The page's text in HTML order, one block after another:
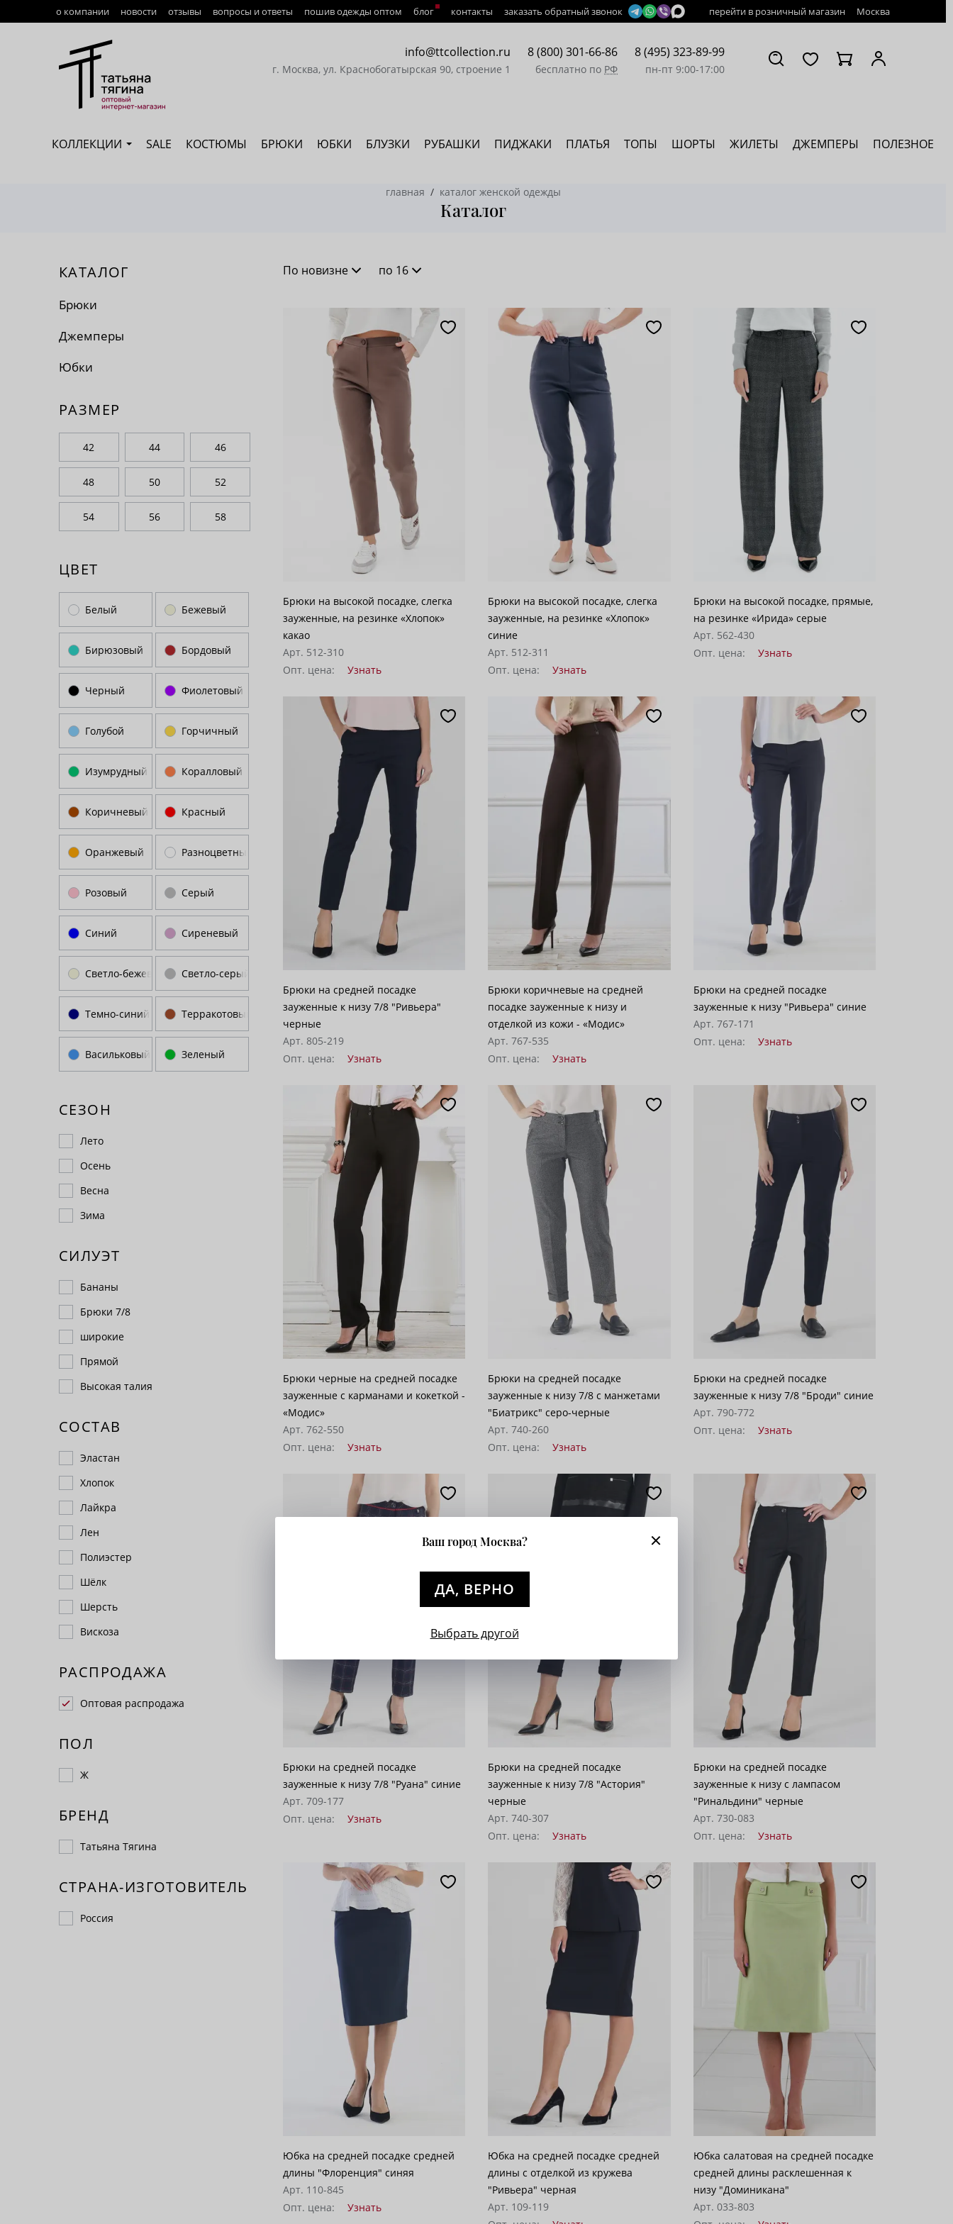
о компании
Доставка
Возврат
новости отзывы вопросы и ответы пошив одежды оптом блог контакты заказать обратный звонок перейти в розничный магазин Москва
info@ttcollection.ru
г. Москва, ул. Краснобогатырская 90, строение 1
8 (800) 301-66-86
бесплатно по РФ
8 (495) 323-89-99
пн-пт 9:00-17:00
КОЛЛЕКЦИИ SALE КОСТЮМЫ БРЮКИ ЮБКИ БЛУЗКИ РУБАШКИ ПИДЖАКИ ПЛАТЬЯ ТОПЫ ШОРТЫ ЖИЛЕТЫ ДЖЕМПЕРЫ ПОЛЕЗНОЕ
главная каталог женской одежды
Каталог
КАТАЛОГ
Брюки
Джемперы
Юбки
РАЗМЕР
42 44 46
48 50 52
54 56 58
ЦВЕТ
Белый Бежевый
Бирюзовый Бордовый
Черный Фиолетовый
Голубой Горчичный
Изумрудный Коралловый
Коричневый Красный
Оранжевый Разноцветный
Розовый Серый
Синий Сиреневый
Светло-бежевый Светло-серый
Темно-синий Терракотовый
Васильковый Зеленый
СЕЗОН
Лето
Осень
Весна
Зима
СИЛУЭТ
Бананы
Брюки 7/8
широкие
Прямой
Высокая талия
СОСТАВ
Эластан
Хлопок
Лайкра
Лен
Полиэстер
Шёлк
Шерсть
Вискоза
РАСПРОДАЖА
Оптовая распродажа
ПОЛ
Ж
БРЕНД
Татьяна Тягина
СТРАНА-ИЗГОТОВИТЕЛЬ
Россия
По новизне
По популярности
По возрастанию цены
По убыванию цены
по 16
62
100
Брюки на высокой посадке, слегка
зауженные, на резинке «Хлопок»
какао
Арт. 512-310
Опт. цена:
Узнать
Брюки на высокой посадке, слегка
зауженные, на резинке «Хлопок»
синие
Арт. 512-311
Опт. цена:
Узнать
Брюки на высокой посадке, прямые,
на резинке «Ирида» серые
Арт. 562-430
Опт. цена:
Узнать
Брюки на средней посадке
зауженные к низу 7/8 "Ривьера"
черные
Арт. 805-219
Опт. цена:
Узнать
Брюки коричневые на средней
посадке зауженные к низу и
отделкой из кожи - «Модис»
Арт. 767-535
Опт. цена:
Узнать
Брюки на средней посадке
зауженные к низу "Ривьера" синие
Арт. 767-171
Опт. цена:
Узнать
Брюки черные на средней посадке
зауженные с карманами и кокеткой -
«Модис»
Арт. 762-550
Опт. цена:
Узнать
Брюки на средней посадке
зауженные к низу 7/8 с манжетами
"Биатрикс" серо-черные
Арт. 740-260
Опт. цена:
Узнать
Брюки на средней посадке
зауженные к низу 7/8 "Броди" синие
Арт. 790-772
Опт. цена:
Узнать
Брюки на средней посадке
зауженные к низу 7/8 "Руана" синие
Арт. 709-177
Опт. цена:
Узнать
Брюки на средней посадке
зауженные к низу 7/8 "Астория"
черные
Арт. 740-307
Опт. цена:
Узнать
Брюки на средней посадке
зауженные к низу с лампасом
"Ринальдини" черные
Арт. 730-083
Опт. цена:
Узнать
Юбка на средней посадке средней
длины "Флоренция" синяя
Арт. 110-845
Опт. цена:
Узнать
Юбка на средней посадке средней
длины с отделкой из кружева
"Ривьера" черная
Арт. 109-119
Юбка салатовая на средней посадке
средней длины расклешенная к
низу "Доминикана"
Арт. 033-803
Ваш город Москва?
ДА, ВЕРНО
Выбрать другой